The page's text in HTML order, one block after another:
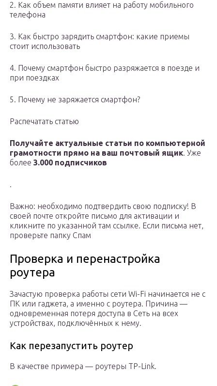
2. Как объем памяти влияет на работу мобильного
телефона
3. Как быстро зарядить смартфон: какие приемы
стоит использовать
4. Почему смартфон быстро разряжается в поезде и
при поездках
5. Почему не заряжается смартфон?
Распечатать статью
Получайте актуальные статьи по компьютерной
грамотности прямо на ваш почтовый ящик. Уже
более 3.000 подписчиков
.
Важно: необходимо подтвердить свою подписку! В
своей почте откройте письмо для активации и
кликните по указанной там ссылке. Если письма нет,
проверьте папку Спам
Проверка и перенастройка
роутера
Зачастую проверка работы сети Wi-Fi начинается не с
ПК или гаджета, а именно с роутера. Причина —
одновременная потеря доступа в Сеть на всех
устройствах, подключённых к нему.
Как перезапустить роутер
В качестве примера — роутеры TP-Link.